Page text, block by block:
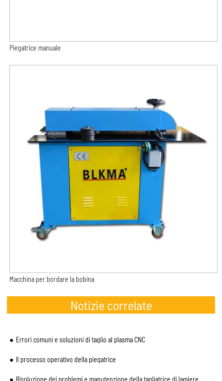
Piegatrice manuale
Macchina per bordare la bobina
Notizie correlate
Errori comuni e soluzioni di taglio al plasma CNC
Il processo operativo della piegatrice
Risoluzione dei problemi e manutenzione della tagliatrice di lamiere